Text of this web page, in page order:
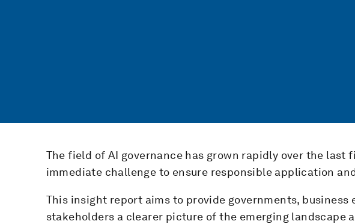
The field of AI governance has grown rapidly over the last
immediate challenge to ensure responsible application
This insight report aims to provide governments, business
stakeholders a clearer picture of the emerging landscape